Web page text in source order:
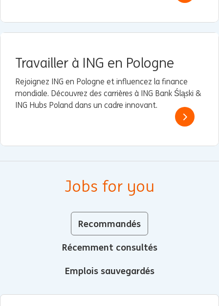
Travailler à ING en Pologne
Rejoignez ING en Pologne et influencez la finance
mondiale. Découvrez des carrières à ING Bank Śląski &
ING Hubs Poland dans un cadre innovant.
Jobs for you
Recommandés
Récemment consultés
Emplois sauvegardés